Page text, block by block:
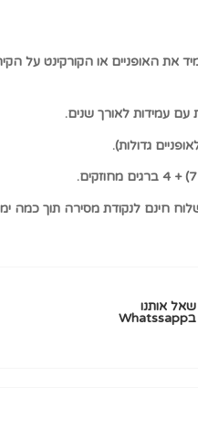
מאפשר לכם להעמיד את האופניים או
עמידות לאורך שנים.
חינם לנקודת מסירה תוך כמה
שאל אותנו
בWhatssapp